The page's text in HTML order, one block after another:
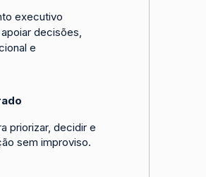
executivo
decisões,
e
priorizar, decidir e
sem improviso.